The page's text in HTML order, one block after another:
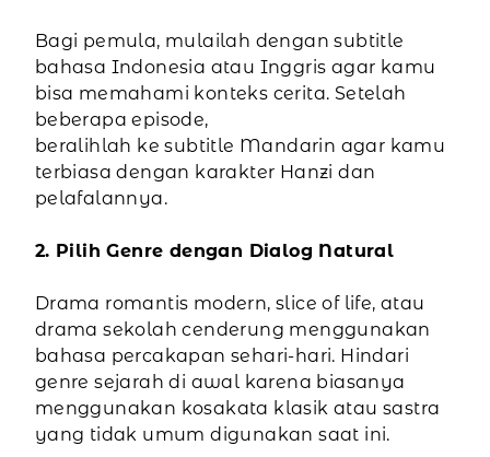
Bagi pemula, mulailah dengan subtitle
bahasa Indonesia atau Inggris agar kamu
bisa memahami konteks cerita. Setelah
beberapa episode,
beralihlah ke subtitle Mandarin agar kamu
terbiasa dengan karakter Hanzi dan
pelafalannya.
2. Pilih Genre dengan Dialog Natural
Drama romantis modern, slice of life, atau
drama sekolah cenderung menggunakan
bahasa percakapan sehari-hari. Hindari
genre sejarah di awal karena biasanya
menggunakan kosakata klasik atau sastra
yang tidak umum digunakan saat ini.